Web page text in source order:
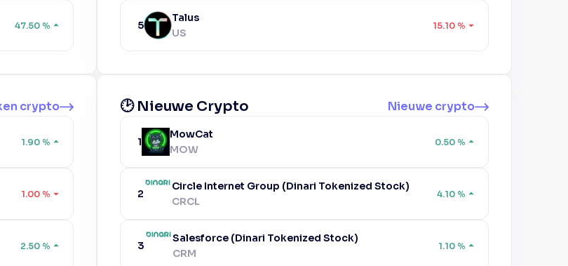
47.50 % 5
Talus
US
15.10 %
crypto
1.90 %
1.00 %
2.50 %
🕑 Nieuwe Crypto Nieuwe crypto
1
MowCat
MOW
0.50 %
2
Circle Internet Group (Dinari Tokenized Stock)
CRCL
4.10 %
3
Salesforce (Dinari Tokenized Stock)
CRM
1.10 %